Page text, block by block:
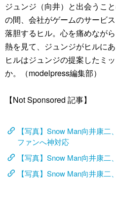
ジュンジ（向井）と出会うこ
の間、会社がゲームのサービ
落胆するヒル。心を痛めなが
熱を見て、ジュンジがヒルに
ヒルはジュンジの提案したミ
か。（modelpress編集部）
【Not Sponsored 記事】
【写真】Snow Man向井康
ファンへ神対応
【写真】Snow Man向井康
【写真】Snow Man向井康二